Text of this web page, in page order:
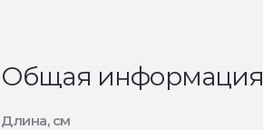
Общая информация
Длина, см